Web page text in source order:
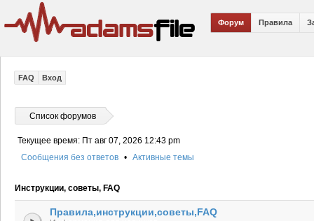
Форум Правила
FAQ Вход
Список форумов
Текущее время: Пт авг 07, 2026 12:43 pm
Сообщения без ответов • Активные темы
Инструкции, советы, FAQ
Правила,инструкции,советы,FAQ